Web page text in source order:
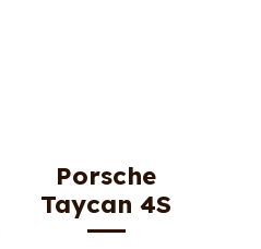
Porsche
Taycan 4S